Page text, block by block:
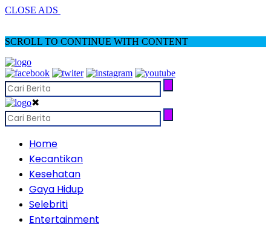
CLOSE ADS
SCROLL TO CONTINUE WITH CONTENT
✖
Home
Kecantikan
Kesehatan
Gaya Hidup
Selebriti
Entertainment